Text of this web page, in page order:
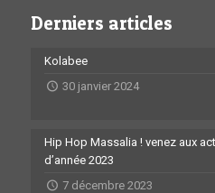
Derniers articles
Kolabee
30 janvier 2024
Hip Hop Massalia ! venez aux
d’année 2023
7 décembre 2023